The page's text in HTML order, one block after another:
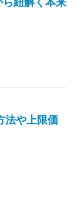
紐解く本来
法や上限価